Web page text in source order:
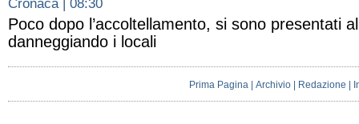
Cronaca| 08:30
Poco dopo l’accoltellamento, si sono presentati
danneggiando i locali
Prima Pagina |Archivio Redazione